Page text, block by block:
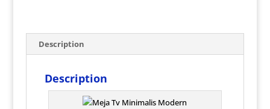
Description
Description